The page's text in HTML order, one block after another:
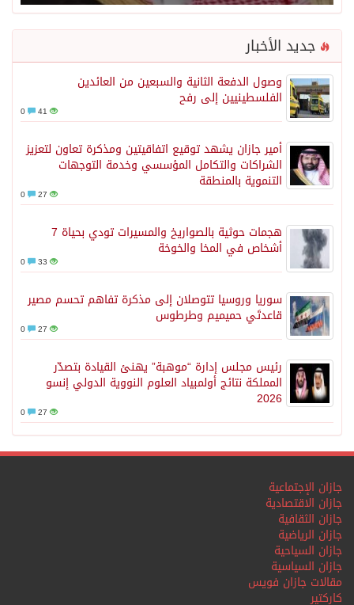
جديد الأخبار
وصول الدفعة الثانية والسبعين من العائدين
الفلسطينيين إلى رفح
41
أمير جازان يشهد توقيع اتفاقيتين ومذكرة تعاون لتعزيز
الشراكات والتكامل المؤسسي وخدمة التوجهات
التنموية بالمنطقة
27
هجمات حوثية بالصواريخ والمسيرات تودي بحياة 7
أشخاص في المخا والخوخة
33
سوريا وروسيا تتوصلان إلى مذكرة تفاهم تحسم مصير
قاعدتَي حميميم وطرطوس
27
رئيس مجلس إدارة “موهبة” يهنئ القيادة بتصدّر
المملكة نتائج أولمبياد العلوم النووية الدولي إنسو
2026
27
جازان الإجتماعية
جازان الاقتصادية
جازان الثقافية
جازان الرياضية
جازان السياحية
جازان السياسية
مقالات جازان فويس
كاركتير